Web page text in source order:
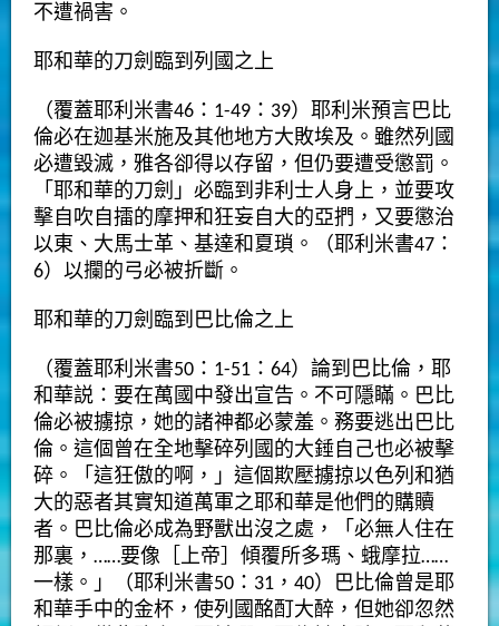
不遭禍害。
耶和華的刀劍臨到列國之上
（覆蓋耶利米書46：1-49：39）耶利米預言巴比
倫必在迦基米施及其他地方大敗埃及。雖然列國
必遭毀滅，雅各卻得以存留，但仍要遭受懲罰。
「耶和華的刀劍」必臨到非利士人身上，並要攻
擊自吹自擂的摩押和狂妄自大的亞捫，又要懲治
以東、大馬士革、基達和夏瑣。（耶利米書47：
6）以攔的弓必被折斷。
耶和華的刀劍臨到巴比倫之上
（覆蓋耶利米書50：1-51：64）論到巴比倫，耶
和華説：要在萬國中發出宣告。不可隱瞞。巴比
倫必被擄掠，她的諸神都必蒙羞。務要逃出巴比
倫。這個曾在全地擊碎列國的大錘自己也必被擊
碎。「這狂傲的啊，」這個欺壓擄掠以色列和猶
大的惡者其實知道萬軍之耶和華是他們的購贖
者。巴比倫必成為野獸出沒之處，「必無人住在
那裏，……要像［上帝］傾覆所多瑪、蛾摩拉……
一樣。」（耶利米書50：31，40）巴比倫曾是耶
和華手中的金杯，使列國酩酊大醉，但她卻忽然